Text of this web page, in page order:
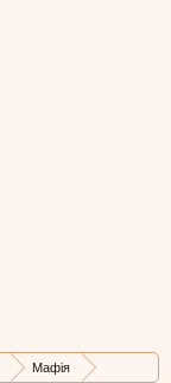
Мафія